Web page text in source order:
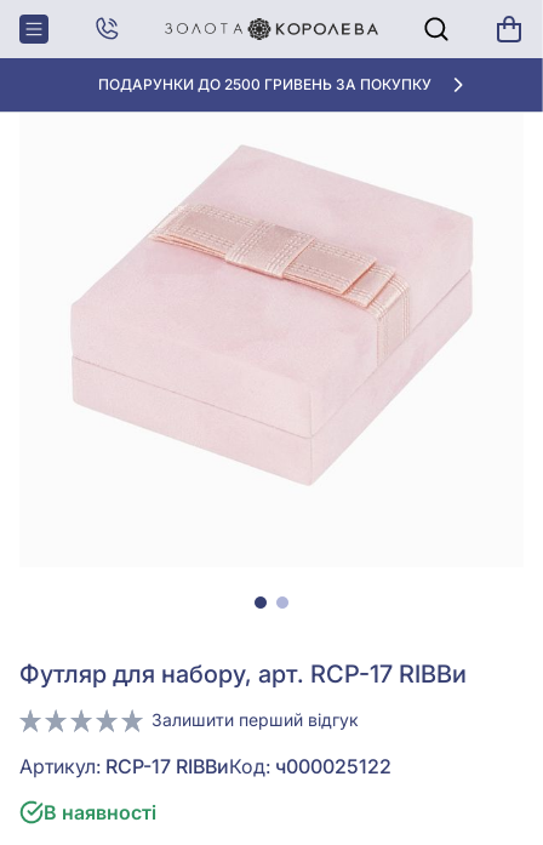
«КРАЩА ЦІНА» ВІД 5945 ГРН/ГРАМ
Головна Футляр для набору, арт. RCP-17 RIBBи
Футляр для набору, арт. RCP-17 RIBBи
Залишити перший відгук
Артикул: RCP-17 RIBBиКод: ч000025122
В наявності